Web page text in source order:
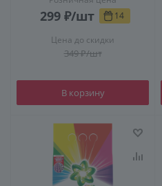
299 ₽/шт 14
Цена до скидки
349₽/шт
В корзину